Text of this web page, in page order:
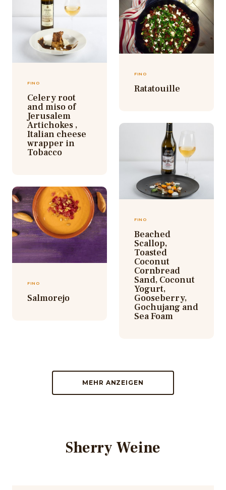
FINO
Ratatouille
FINO
Celery root
and miso of
Jerusalem
Artichokes ,
Italian cheese
wrapper in
Tobacco
FINO
Beached
Scallop,
Toasted
Coconut
Cornbread
Sand, Coconut
Yogurt,
Gooseberry,
Gochujang and
Sea Foam
FINO
Salmorejo
MEHR ANZEIGEN
Sherry Weine